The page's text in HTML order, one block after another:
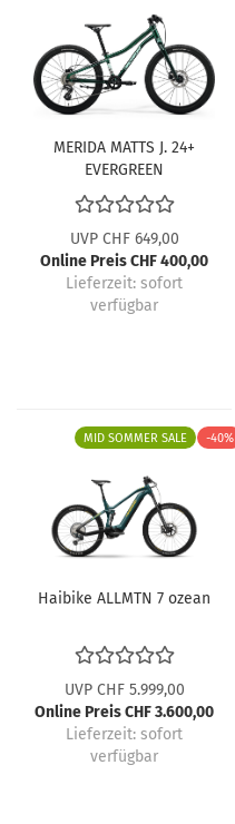
MERIDA MATTS J. 24+
EVERGREEN
(TURQUOISE/BLACK)...
UVP CHF 649,00
Online Preis CHF 400,00
Lieferzeit: sofort
verfügbar
MID SOMMER SALE -40%
Haibike ALLMTN 7 ozean
UVP CHF 5.999,00
Online Preis CHF 3.600,00
Lieferzeit: sofort
verfügbar